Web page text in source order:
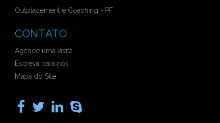
Outplacement e Coaching - PF
CONTATO
Agende uma visita
Escreva para nós
Mapa do Site